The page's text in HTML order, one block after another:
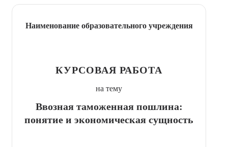
Наименование образовательного учреждения
КУРСОВАЯ РАБОТА
на тему
Ввозная таможенная пошлина:
понятие и экономическая сущность